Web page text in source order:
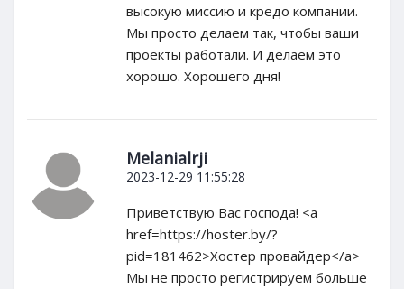
высокую миссию и кредо компании.
Мы просто делаем так, чтобы ваши
проекты работали. И делаем это
хорошо. Хорошего дня!
Melanialrji
2023-12-29 11:55:28
Приветствую Вас господа! <a
href=https://hoster.by/?
pid=181462>Хостер провайдер</a>
Мы не просто регистрируем больше